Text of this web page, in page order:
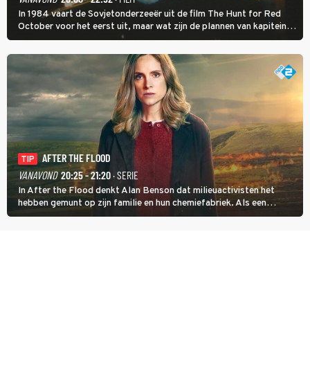
In 1984 vaart de Sovjetonderzeeër uit de film The Hunt for Red
October voor het eerst uit, maar wat zijn de plannen van kapitein
Marko Ramius?
TIP
AFTER THE FLOOD
VANAVOND 20:25 - 21:20· SERIE
In After the Flood denkt Alan Benson dat milieuactivisten het
hebben gemunt op zijn familie en hun chemiefabriek. Als een
brandende boodschap in het veen de boel op scherp zet, besluit